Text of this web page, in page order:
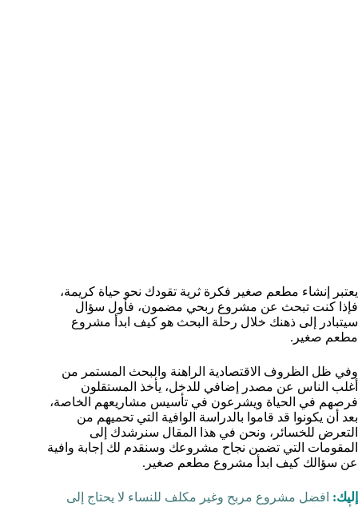
يعتبر إنشاء مطعم صغير فكرة ثرية تقودك نحو حياة كريمة،
فإذا كنت تبحث عن مشروع ربحي مضمون، فأول سؤال
سيتبادر إلى ذهنك خلال رحلة البحث هو كيف ابدأ مشروع
مطعم صغير.
وفي ظل الظروف الاقتصادية الراهنة والبحث المستمر من
أغلب الناس عن مصدر إضافي للدخل، يأخذ المستقلون
فرصهم في الحياة ويشرعون في تأسيس مشاريعهم الخاصة،
بعد أن يكونوا قد قاموا بالدراسة الوافية التي تحميهم من
التعرض للخسائر، ونحن في هذا المقال سنرشدك إلى
المقومات التي تضمن نجاح مشروعك وسنقدم لك إجابة وافية
عن سؤالك كيف ابدأ مشروع مطعم صغير.
إليك: افضل مشروع مربح وغير مكلف للنساء لا يحتاج إلى